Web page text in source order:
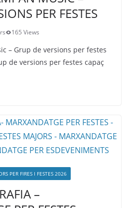
PER FESTES
165 Views
– Grup de versions per festes
de versions per festes capaç
PER FIRES I FESTES 2026
–